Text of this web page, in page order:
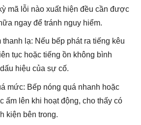
mã lỗi nào xuất hiện đều cần được
ngay để tránh nguy hiểm.
thanh lạ: Nếu bếp phát ra tiếng kêu
tục hoặc tiếng ồn không bình
hiệu của sự cố.
mức: Bếp nóng quá nhanh hoặc
ấm lên khi hoạt động, cho thấy có
kiện bên trong.